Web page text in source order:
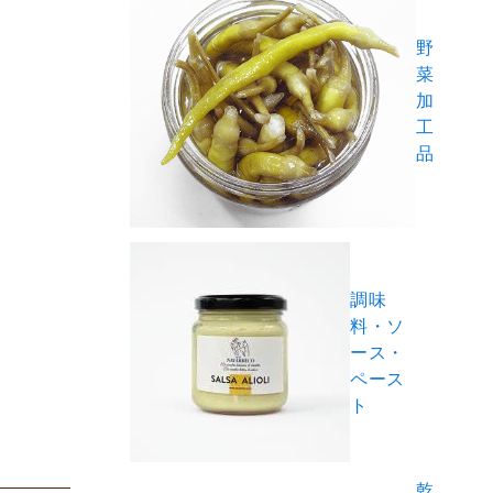
野
菜
加
工
品
調味
料・ソ
ース・
ペース
ト